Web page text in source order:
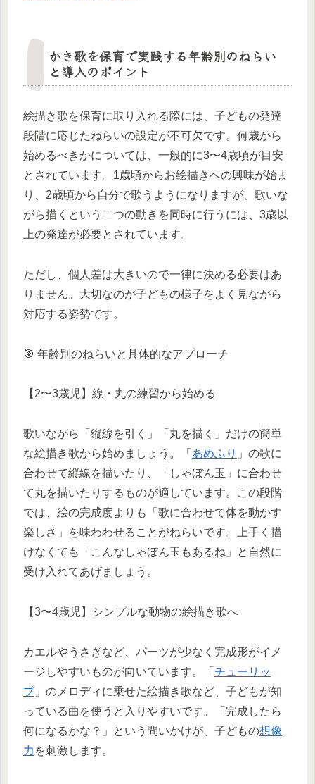
かき歌を保育で実践する年齢別のねらい
と導入のポイント
絵描き歌を保育に取り入れる際には、子どもの発達
段階に応じたねらいの設定が不可欠です。何歳から
始めるべきかについては、一般的に3〜4歳頃が目安
とされています。1歳頃からお絵描きへの興味が始ま
り、2歳頃から自分で歌うようになりますが、歌いな
がら描くという二つの動きを同時に行うには、3歳以
上の発達が必要とされています。
ただし、個人差は大きいので一律に決める必要はあ
りません。大切なのが子どもの様子をよく見ながら
対応する姿勢です。
🎯 年齢別のねらいと具体的なアプローチ
【2〜3歳児】線・丸の練習から始める
歌いながら「縦線を引く」「丸を描く」だけの簡単
な絵描き歌から始めましょう。「 あめふり 」の歌に
合わせて縦線を描いたり、「しゃぼん玉」に合わせ
て丸を描いたりするものが適しています。この段階
では、絵の完成度よりも「歌に合わせて体を動かす
楽しさ」を味わわせることがねらいです。上手く描
けなくても「こんなしゃぼん玉もあるね」と自然に
受け入れてあげましょう。
【3〜4歳児】シンプルな動物の絵描き歌へ
カエルやうさぎなど、パーツが少なく完成形がイメ
ージしやすいものが向いています。「 チューリッ
プ」のメロディに乗せた絵描き歌など、子どもが知
っている曲を使うと入りやすいです。「完成したら
何になるかな？」という問いかけが、子どもの想像
力 を刺激します。